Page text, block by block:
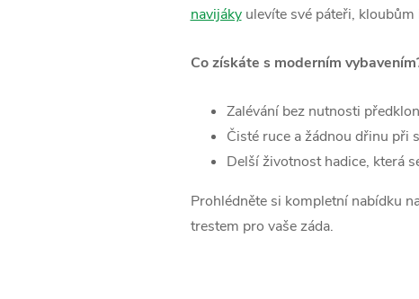
navijáky ulevíte své páteři, kloubům
Co získáte s moderním
Zalévání bez nutnosti
Čisté ruce a žádnou dřinu při
Delší životnost hadice, která
Prohlédněte si kompletní nabídku
trestem pro vaše záda.